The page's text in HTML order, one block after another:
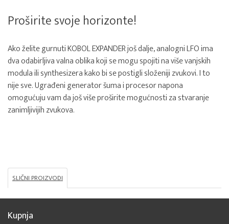
Proširite svoje horizonte!
Ako želite gurnuti KOBOL EXPANDER još dalje, analogni LFO ima
dva odabirljiva valna oblika koji se mogu spojiti na više vanjskih
modula ili synthesizera kako bi se postigli složeniji zvukovi. I to
nije sve. Ugrađeni generator šuma i procesor napona
omogućuju vam da još više proširite mogućnosti za stvaranje
zanimljivijih zvukova.
SLIČNI PROIZVODI
Kupnja